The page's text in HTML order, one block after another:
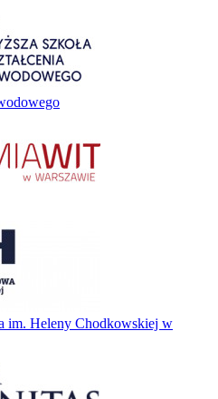
im. Heleny Chodkowskiej w